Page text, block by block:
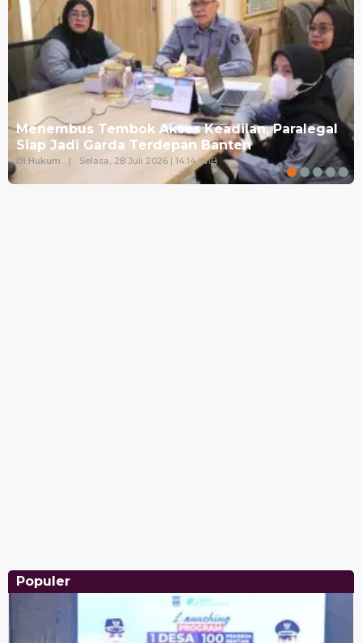
Menembus Tembok Akses Keadilan, Paralegal
Siap Jadi Garda Terdepan Banten
Di Hukum | Selasa, 28 Juli 2026 | 14:14 WIB
Populer